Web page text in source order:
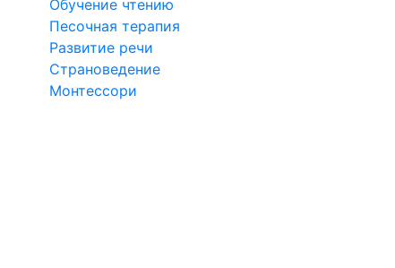
Обучение чтению
Песочная терапия
Развитие речи
Страноведение
Монтессори